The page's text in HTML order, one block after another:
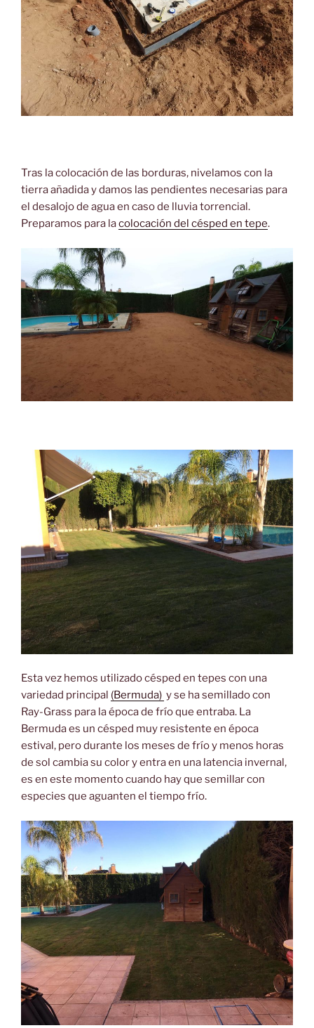
Tras la colocación de las borduras, nivelamos con la
tierra añadida y damos las pendientes necesarias para
el desalojo de agua en caso de lluvia torrencial.
Preparamos para lacolocación del césped en tepe.
Esta vez hemos utilizado césped en tepes con una
variedad principal (Bermuda) y se ha semillado con
Ray-Grass para la época de frío que entraba. La
Bermuda es un césped muy resistente en época
estival, pero durante los meses de frío y menos horas
de sol cambia su color y entra en una latencia invernal,
es en este momento cuando hay que semillar con
especies que aguanten el tiempo frío.